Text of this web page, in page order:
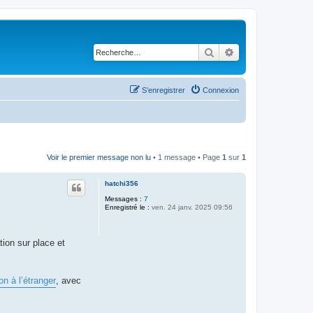
Rechercher
Connexion
S’enregistrer
Voir le premier message non lu • 1 message • Page 1 sur 1
hatchi356
Messages : 7
Enregistré le : ven. 24 janv. 2025 09:56
sur place et
à l’étranger , avec